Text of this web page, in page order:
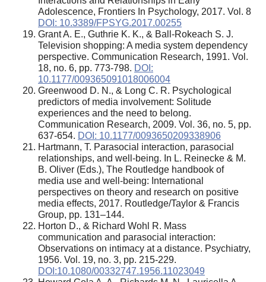
Adolescence,​ Frontiers In Psychology, 2017. Vol. 8
DOI: 10.3389/FPSYG.2017.00255
Grant A. E., Guthrie K. K., & Ball-Rokeach S. J.
Television shopping: A media system dependency
perspective. Communication Research, 1991. Vol.
18, no. 6, pp. 773-798. DOI:
10.1177/009365091018006004
Greenwood D. N., & Long C. R. Psychological
predictors of media involvement: Solitude
experiences and the need to belong.
Communication Research, 2009. Vol. 36, no. 5, pp.
637-654. DOI: 10.1177/0093650209338906
Hartmann, T. Parasocial interaction, parasocial
relationships, and well-being. In L. Reinecke & M.
B. Oliver (Eds.), The Routledge handbook of
media use and well-being: International
perspectives on theory and research on positive
media effects, 2017. Routledge/Taylor & Francis
Group, pp. 131–144.
Horton D., & Richard Wohl R. Mass
communication and parasocial interaction:
Observations on intimacy at a distance. Psychiatry,
1956. Vol. 19, no. 3, pp. 215-229.
DOI:10.1080/00332747.1956.11023049